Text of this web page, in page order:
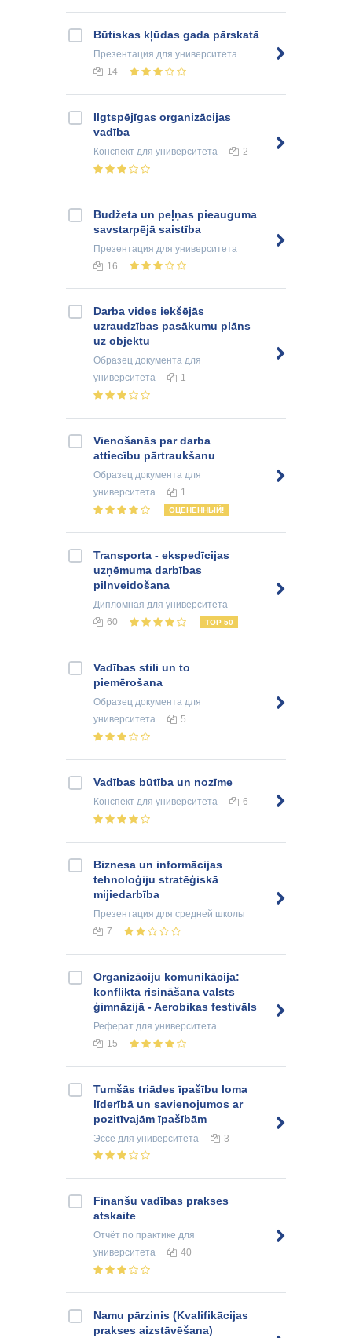
Būtiskas kļūdas gada pārskatā
Презентация для университета
14
Ilgtspējīgas organizācijas
vadība
Конспект для университета 2
Budžeta un peļņas pieauguma
savstarpējā saistība
Презентация для университета
16
Darba vides iekšējās
uzraudzības pasākumu plāns
uz objektu
Образец документа для
университета
1
Vienošanās par darba
attiecību pārtraukšanu
Образец документа для
университета
1
ОЦЕНЕННЫЙ!
Transporta - ekspedīcijas
uzņēmuma darbības
pilnveidošana
Дипломная для университета
60
TOP 50
Vadības stili un to
piemērošana
Образец документа для
университета
5
Vadības būtība un nozīme
Конспект для университета 6
Biznesa un informācijas
tehnoloģiju stratēģiskā
mijiedarbība
Презентация для средней школы
7
Organizāciju komunikācija:
konflikta risināšana valsts
ģimnāzijā - Aerobikas festivāls
Реферат для университета
15
Tumšās triādes īpašību loma
līderībā un savienojumos ar
pozitīvajām īpašībām
Эссе для университета 3
Finanšu vadības prakses
atskaite
Отчёт по практике для
университета
40
Namu pārzinis (Kvalifikācijas
prakses aizstāvēšana)